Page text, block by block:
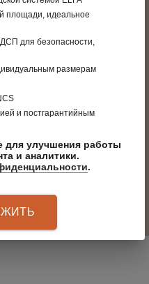
данныx
площади, идеальное
для безопасности,
размерам
и постгарантийным
улучшения работы
и аналитики.
.